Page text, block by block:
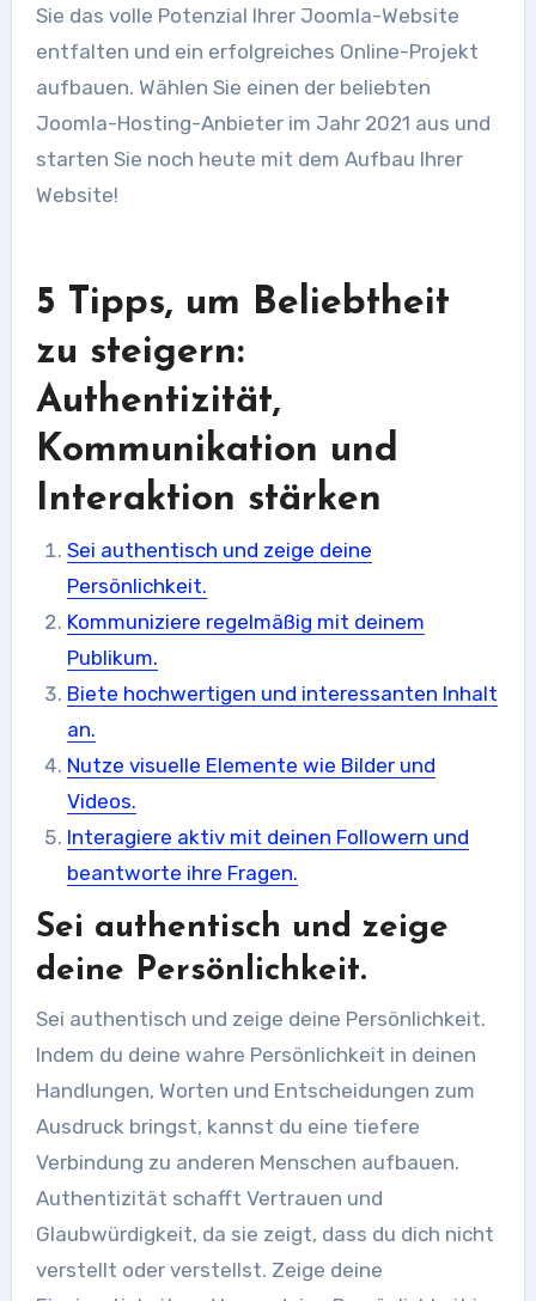
Sie das volle Potenzial Ihrer Joomla-Website
entfalten und ein erfolgreiches Online-Projekt
aufbauen. Wählen Sie einen der beliebten
Joomla-Hosting-Anbieter im Jahr 2021 aus und
starten Sie noch heute mit dem Aufbau Ihrer
Website!
5 Tipps, um Beliebtheit
zu steigern:
Authentizität,
Kommunikation und
Interaktion stärken
Sei authentisch und zeige deine
Persönlichkeit.
Kommuniziere regelmäßig mit deinem
Publikum.
Biete hochwertigen und interessanten Inhalt
an.
Nutze visuelle Elemente wie Bilder und
Videos.
Interagiere aktiv mit deinen Followern und
beantworte ihre Fragen.
Sei authentisch und zeige
deine Persönlichkeit.
Sei authentisch und zeige deine Persönlichkeit.
Indem du deine wahre Persönlichkeit in deinen
Handlungen, Worten und Entscheidungen zum
Ausdruck bringst, kannst du eine tiefere
Verbindung zu anderen Menschen aufbauen.
Authentizität schafft Vertrauen und
Glaubwürdigkeit, da sie zeigt, dass du dich nicht
verstellt oder verstellst. Zeige deine